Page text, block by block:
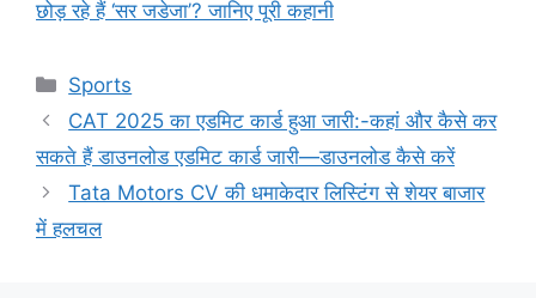
छोड़ रहे हैं ‘सर जडेजा’? जानिए पूरी कहानी
Categories
Sports
CAT 2025 का एडमिट कार्ड हुआ जारी:-कहां और कैसे कर
सकते हैं डाउनलोड एडमिट कार्ड जारी—डाउनलोड कैसे करें
Tata Motors CV की धमाकेदार लिस्टिंग से शेयर बाजार
में हलचल